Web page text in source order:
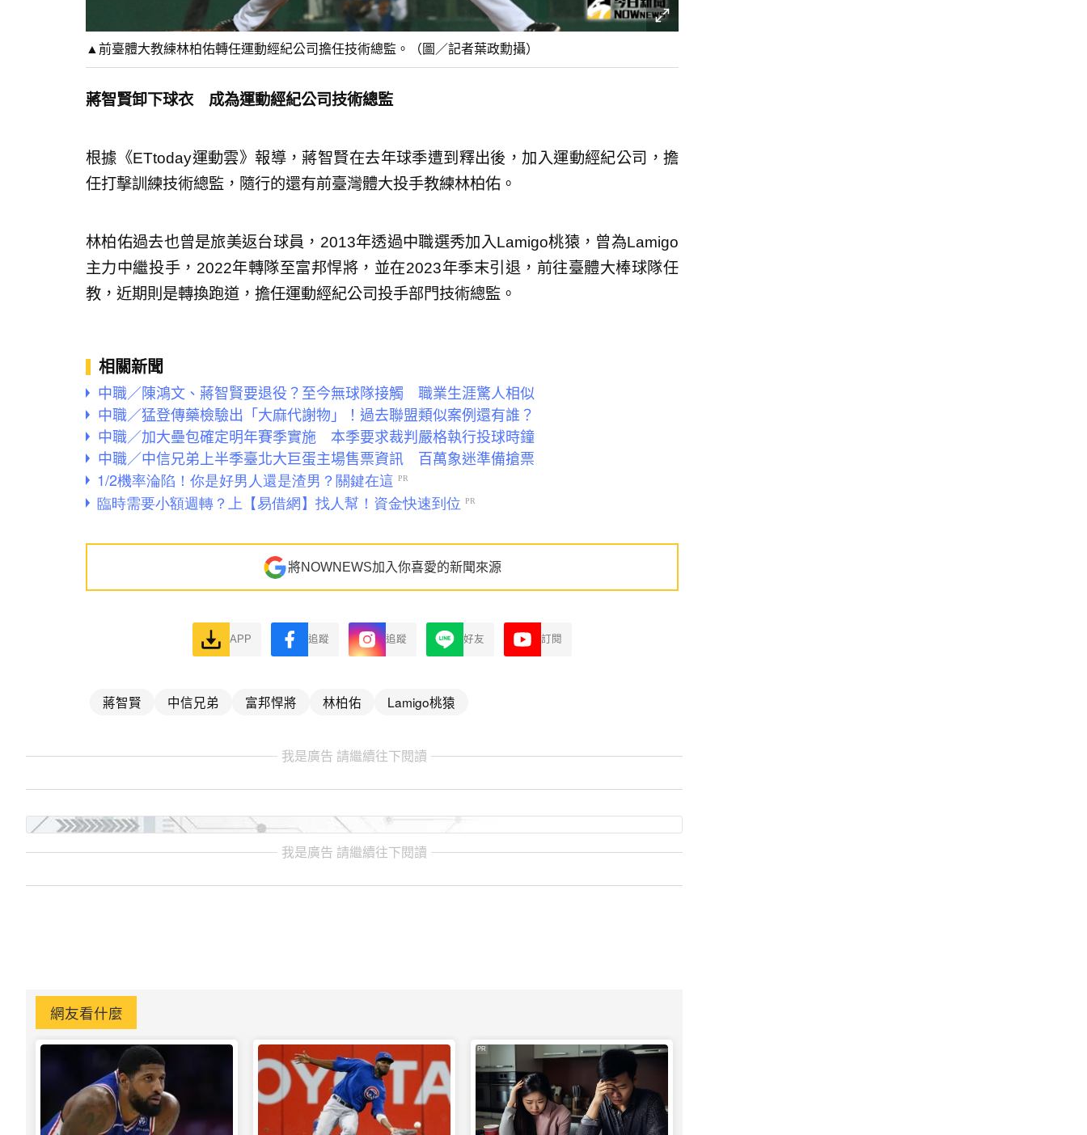
▲前臺體大教練林柏佑轉任運動經紀公司擔任技術總監。（圖／記者葉政勳攝）
蔣智賢卸下球衣 成為運動經紀公司技術總監
根據《ETtoday運動雲》報導，蔣智賢在去年球季遭到釋出後，加入運動經紀公司，擔
任打擊訓練技術總監，隨行的還有前臺灣體大投手教練林柏佑。
林柏佑過去也曾是旅美返台球員，2013年透過中職選秀加入Lamigo桃猿，曾為Lamigo
主力中繼投手，2022年轉隊至富邦悍將，並在2023年季末引退，前往臺體大棒球隊任
教，近期則是轉換跑道，擔任運動經紀公司投手部門技術總監。
相關新聞
中職／陳鴻文、蔣智賢要退役？至今無球隊接觸 職業生涯驚人相似
中職／猛登傳藥檢驗出「大麻代謝物」！過去聯盟類似案例還有誰？
中職／加大壘包確定明年賽季實施 本季要求裁判嚴格執行投球時鐘
中職／中信兄弟上半季臺北大巨蛋主場售票資訊 百萬象迷準備搶票
將NOWNEWS加入你喜愛的新聞來源
APP 追蹤 追蹤 好友 訂閱
蔣智賢 中信兄弟 富邦悍將 林柏佑 Lamigo桃猿
我是廣告 請繼續往下閱讀
我是廣告 請繼續往下閱讀
網友看什麼
PR